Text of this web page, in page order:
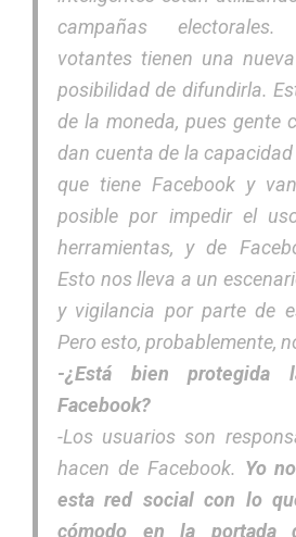
campañas
votantes tienen una
posibilidad de difundirla.
de la moneda, pues gente
dan cuenta de la
que tiene Facebook y
posible por impedir el
herramientas, y de
Esto nos lleva a un
y vigilancia por parte de
Pero esto, probablemente,
-¿Está bien protegida
Facebook?
-Los usuarios son
hacen de Facebook. Yo
esta red social con lo
cómodo en la portada